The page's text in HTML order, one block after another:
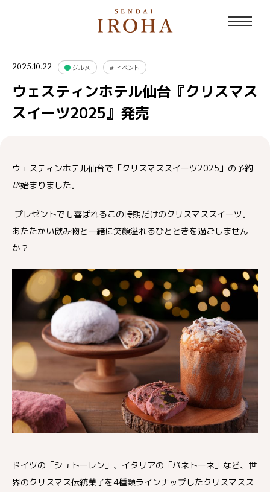
2025.10.22 グルメ # イベント
ウェスティンホテル仙台『クリスマス
スイーツ2025』発売
ウェスティンホテル仙台で「クリスマススイーツ2025」の予約
が始まりました。
プレゼントでも喜ばれるこの時期だけのクリスマススイーツ。
あたたかい飲み物と一緒に笑顔溢れるひとときを過ごしません
か？
ドイツの「シュトーレン」、イタリアの「パネトーネ」など、世
界のクリスマス伝統菓子を4種類ラインナップしたクリスマスス